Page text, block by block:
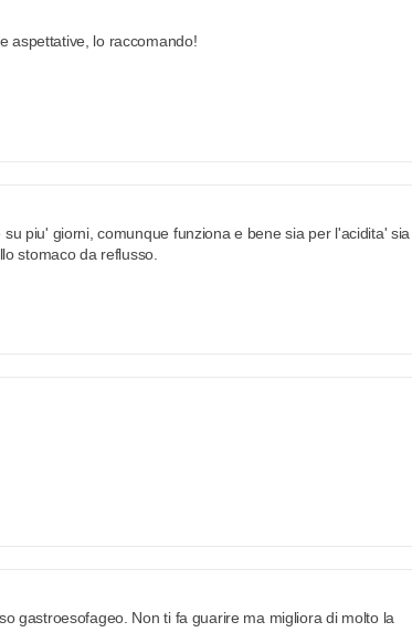
aspettative, lo raccomando!
piu' giorni, comunque funziona e bene sia per l'acidita'
stomaco da reflusso.
gastroesofageo. Non ti fa guarire ma migliora di molto la